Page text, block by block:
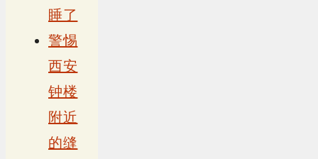
睡了
警惕
西安
钟楼
附近
的缝